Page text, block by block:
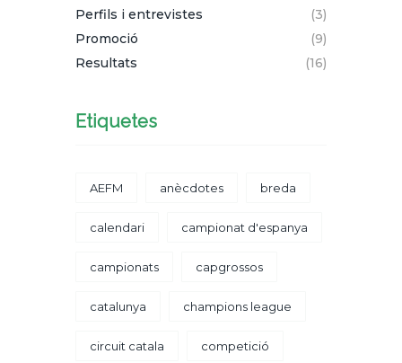
Perfils i entrevistes
(3)
Promoció
(9)
Resultats
(16)
Etiquetes
AEFM anècdotes breda
calendari campionat d'espanya
campionats capgrossos
catalunya champions league
circuit catala competició